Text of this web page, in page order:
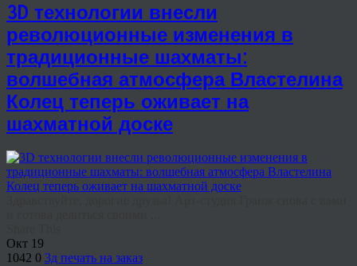
3D технологии внесли
революционные изменения в
традиционные шахматы:
волшебная атмосфера Властелина
Колец теперь оживает на
шахматной доске
Окт 19
1042 0 3д печать на заказ